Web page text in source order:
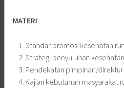
MATERI
Standar promosi kesehatan
Strategi penyuluhan kesehatan
Pendekatan pimpinan/direktur
Kajian kebutuhan masyarakat